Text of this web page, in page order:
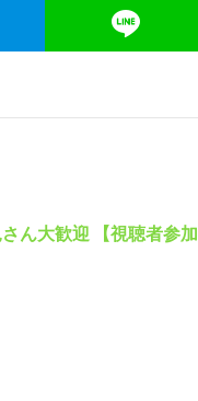
ん大歓迎 【視聴者参加